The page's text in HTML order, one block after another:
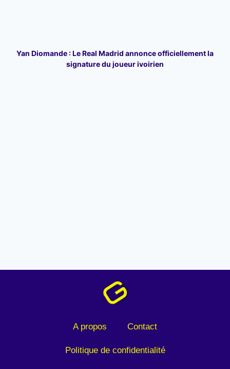
Yan Diomande : Le Real Madrid annonce officiellement la
signature du joueur ivoirien
A propos Contact
Politique de confidentialité